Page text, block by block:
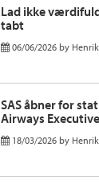
Lad ikke
tabt
06/06/2026 by
SAS åbner for
Airways
18/03/2026 by